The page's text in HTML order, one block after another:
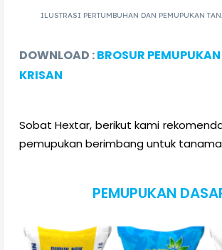
ILUSTRASI PERTUMBUHAN DAN PEMUPUKAN
DOWNLOAD :BROSUR
KRISAN
Sobat Hextar, berikut kami
pemupukan berimbang untuk
PEMUPUKAN